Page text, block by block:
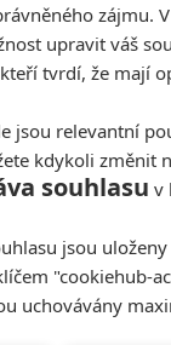
nenabízí
(údajného)
dvou mužů v
otevřená,
a šokující a
příznivci,
bulvární šmíru,
zájmu.
upravit váš
tvrdí, že mají
jsou relevantní
kdykoli změnit
souhlasu v
jsou
"cookiehub-
uchovávány